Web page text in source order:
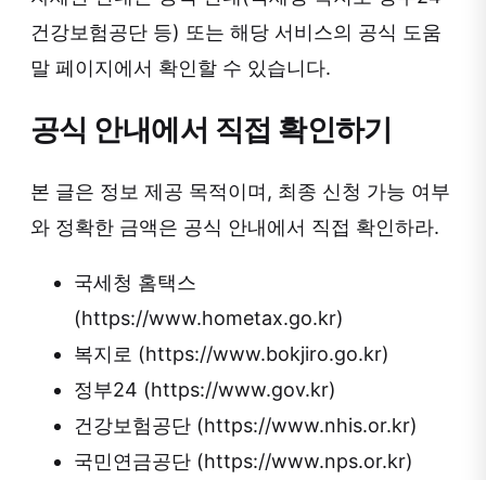
건강보험공단 등) 또는 해당 서비스의 공식 도움
말 페이지에서 확인할 수 있습니다.
공식 안내에서 직접 확인하기
본 글은 정보 제공 목적이며, 최종 신청 가능 여부
와 정확한 금액은 공식 안내에서 직접 확인하라.
국세청 홈택스
(https://www.hometax.go.kr)
복지로 (https://www.bokjiro.go.kr)
정부24 (https://www.gov.kr)
건강보험공단 (https://www.nhis.or.kr)
국민연금공단 (https://www.nps.or.kr)